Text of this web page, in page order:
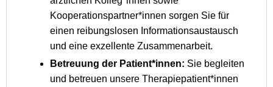
Kooperationspartner*innen sorgen Sie für
einen reibungslosen Informationsaustausch
und eine exzellente Zusammenarbeit.
Betreuung der Patient*innen: Sie begleiten
und betreuen unsere Therapiepatient*innen